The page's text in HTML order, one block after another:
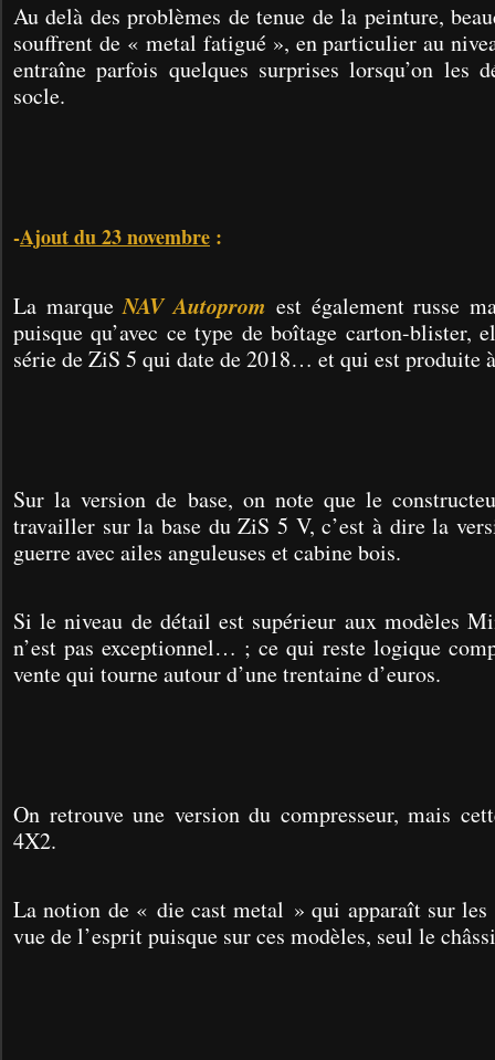
Au delà des problèmes de tenue de la peinture,
souffrent de « metal fatigué », en particulier au
entraîne parfois quelques surprises lorsqu’on les
socle.
-Ajout du 23 novembre :
La marqueNAV Autoprom est également russe
puisque qu’avec ce type de boîtage carton-blister,
série de ZiS 5 qui date de 2018… et qui est produite
Sur la version de base, on note que le
travailler sur la base du ZiS 5 V, c’est à dire la
guerre avec ailes anguleuses et cabine bois.
Si le niveau de détail est supérieur aux modèles
n’est pas exceptionnel… ; ce qui reste logique
vente qui tourne autour d’une trentaine d’euros.
On retrouve une version du compresseur, mais
4X2.
La notion de « die cast metal » qui apparaît sur les
vue de l’esprit puisque sur ces modèles, seul le